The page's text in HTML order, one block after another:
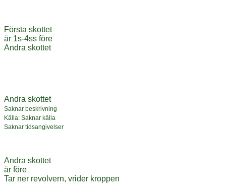
Första skottet
är 1s-4ss före
Andra skottet
Andra skottet
Saknar beskrivning
Källa: Saknar källa
Saknar tidsangivelser
Andra skottet
är före
Tar ner revolvern, vrider kroppen